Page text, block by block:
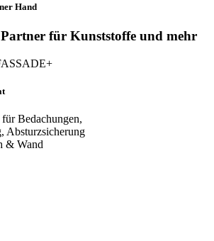
Hand
für Kunststoffe und mehr
Bedachungen,
Absturzsicherung
& Wand